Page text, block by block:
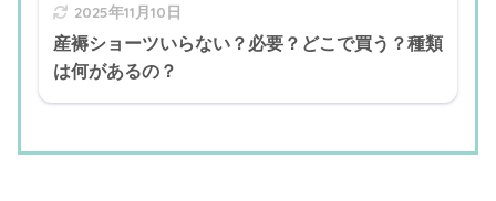
2025年11月10日
産褥ショーツいらない？必要？どこで買う？種類
は何があるの？